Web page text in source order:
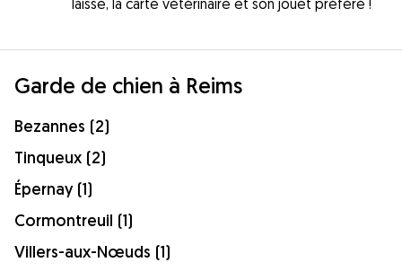
Garde de chien à Reims
Bezannes (2)
Tinqueux (2)
Épernay (1)
Cormontreuil (1)
Villers-aux-Nœuds (1)